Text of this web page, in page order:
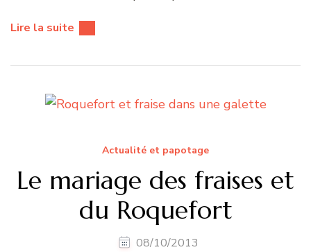
Lire la suite
Actualité et papotage
Le mariage des fraises et
du Roquefort
08/10/2013